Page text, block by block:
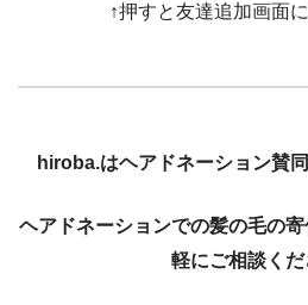
↑押すと友達追加画面
hiroba.はヘアドネーション賛
ヘアドネーションでの髪の毛の
軽にご相談くだ